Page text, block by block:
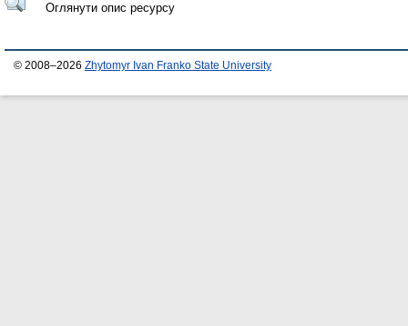
Оглянути опис ресурсу
© 2008–2026 Zhytomyr Ivan Franko State University